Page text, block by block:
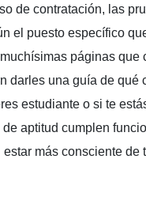
de contratación, las
el puesto específico
páginas que
darles una guía de qué
estudiante o si te
aptitud cumplen
más consciente